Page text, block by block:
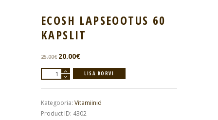
ECOSH LAPSEOOTUS 60
KAPSLIT
25.00€ Algne
hind
oli:
25.00€.
20.00€Current
price
is:
20.00€.
Ecosh
kapslit
kogus
LISA KORVI
Kategooria: Vitamiinid
Product ID: 4302